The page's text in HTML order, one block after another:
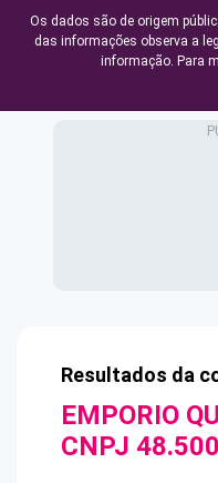
Os dados são de origem
das informações observa a
informação. Para
Resultados da
EMPORIO
CNPJ